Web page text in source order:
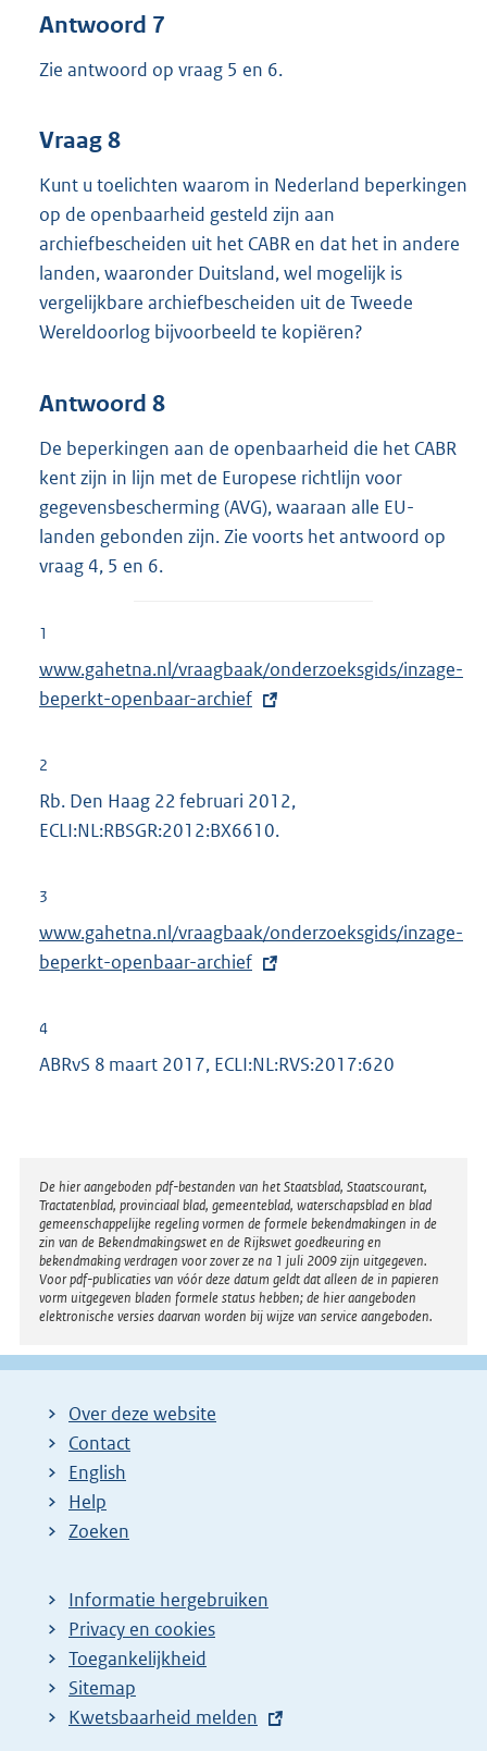
Antwoord 7
Zie antwoord op vraag 5 en 6.
Vraag 8
Kunt u toelichten waarom in Nederland beperkingen
op de openbaarheid gesteld zijn aan
archiefbescheiden uit het CABR en dat het in andere
landen, waaronder Duitsland, wel mogelijk is
vergelijkbare archiefbescheiden uit de Tweede
Wereldoorlog bijvoorbeeld te kopiëren?
Antwoord 8
De beperkingen aan de openbaarheid die het CABR
kent zijn in lijn met de Europese richtlijn voor
gegevensbescherming (AVG), waaraan alle EU-
landen gebonden zijn. Zie voorts het antwoord op
vraag 4, 5 en 6.
1
E
x
e
i
n
k
www.gahetna.nl/vraagbaak/onderzoeksgids/inzage-
beperkt-openbaar-archief
2
Rb. Den Haag 22 februari 2012,
ECLI:NL:RBSGR:2012:BX6610.
3
E
x
e
n
k
:
www.gahetna.nl/vraagbaak/onderzoeksgids/inzage-
beperkt-openbaar-archief
4
ABRvS 8 maart 2017, ECLI:NL:RVS:2017:620
Disclaimer
De hier aangeboden pdf-bestanden van het Staatsblad, Staatscourant,
Tractatenblad, provinciaal blad, gemeenteblad, waterschapsblad en blad
gemeenschappelijke regeling vormen de formele bekendmakingen in de
zin van de Bekendmakingswet en de Rijkswet goedkeuring en
bekendmaking verdragen voor zover ze na 1 juli 2009 zijn uitgegeven.
Voor pdf-publicaties van vóór deze datum geldt dat alleen de in papieren
vorm uitgegeven bladen formele status hebben; de hier aangeboden
elektronische versies daarvan worden bij wijze van service aangeboden.
Over deze website
Contact
English
Help
Zoeken
Informatie hergebruiken
Privacy en cookies
Toegankelijkheid
Sitemap
E
Kwetsbaarheid melden